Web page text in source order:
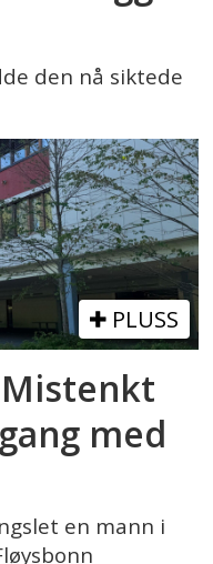
den nå siktede
PLUSS
med
en mann i